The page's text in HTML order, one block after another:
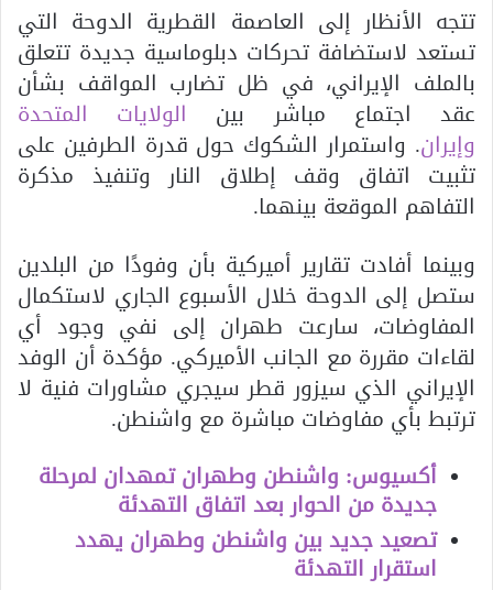
تتجه الأنظار إلى العاصمة القطرية الدوحة التي
تستعد لاستضافة تحركات دبلوماسية جديدة تتعلق
بالملف الإيراني، في ظل تضارب المواقف بشأن
عقد اجتماع مباشر بين الولايات المتحدة
وإيران. واستمرار الشكوك حول قدرة الطرفين على
تثبيت اتفاق وقف إطلاق النار وتنفيذ مذكرة
التفاهم الموقعة بينهما.
وبينما أفادت تقارير أميركية بأن وفودًا من البلدين
ستصل إلى الدوحة خلال الأسبوع الجاري لاستكمال
المفاوضات، سارعت طهران إلى نفي وجود أي
لقاءات مقررة مع الجانب الأميركي. مؤكدة أن الوفد
الإيراني الذي سيزور قطر سيجري مشاورات فنية لا
ترتبط بأي مفاوضات مباشرة مع واشنطن.
أكسيوس: واشنطن وطهران تمهدان لمرحلة
جديدة من الحوار بعد اتفاق التهدئة
تصعيد جديد بين واشنطن وطهران يهدد
استقرار التهدئة